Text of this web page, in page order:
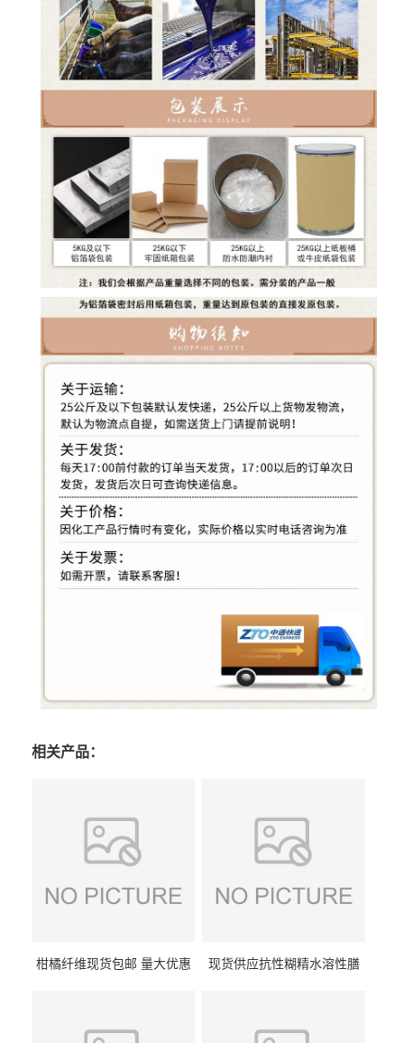
相关产品：
柑橘纤维现货包邮 量大优惠
现货供应抗性糊精水溶性膳